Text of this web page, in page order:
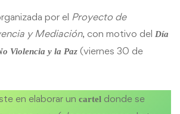
por el Proyecto de
y Mediación, con motivo del Día
Violencia y la Paz (viernes 30 de
en elaborar un cartel donde se